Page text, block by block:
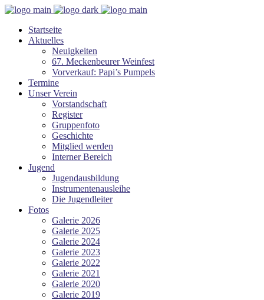
Startseite
Aktuelles
Neuigkeiten
67. Meckenbeurer Weinfest
Vorverkauf: Papi’s Pumpels
Termine
Unser Verein
Vorstandschaft
Register
Gruppenfoto
Geschichte
Mitglied werden
Interner Bereich
Jugend
Jugendausbildung
Instrumentenausleihe
Die Jugendleiter
Fotos
Galerie 2026
Galerie 2025
Galerie 2024
Galerie 2023
Galerie 2022
Galerie 2021
Galerie 2020
Galerie 2019